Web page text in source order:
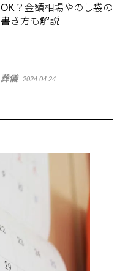
OK？金額相場やのし袋の
書き方も解説
葬儀 2024.04.24